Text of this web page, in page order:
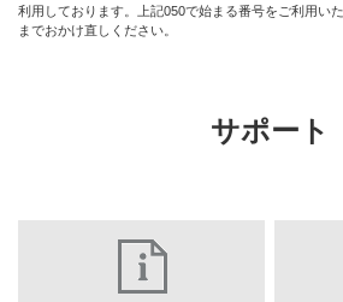
利用しております。上記050で始まる番号をご利用い
までおかけ直しください。
サポート